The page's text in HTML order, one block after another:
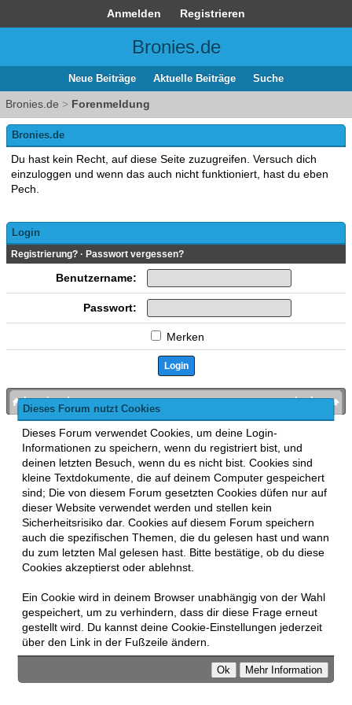
Anmelden Registrieren
Bronies.de
Neue Beiträge Aktuelle Beiträge Suche
Bronies.de > Forenmeldung
Dieses Forum nutzt Cookies
Dieses Forum verwendet Cookies, um deine Login-
Informationen zu speichern, wenn du registriert bist, und
deinen letzten Besuch, wenn du es nicht bist. Cookies sind
kleine Textdokumente, die auf deinem Computer gespeichert
sind; Die von diesem Forum gesetzten Cookies düfen nur auf
dieser Website verwendet werden und stellen kein
Sicherheitsrisiko dar. Cookies auf diesem Forum speichern
auch die spezifischen Themen, die du gelesen hast und wann
du zum letzten Mal gelesen hast. Bitte bestätige, ob du diese
Cookies akzeptierst oder ablehnst.
Ein Cookie wird in deinem Browser unabhängig von der Wahl
gespeichert, um zu verhindern, dass dir diese Frage erneut
gestellt wird. Du kannst deine Cookie-Einstellungen jederzeit
über den Link in der Fußzeile ändern.
Bronies.de
Du hast kein Recht, auf diese Seite zuzugreifen. Versuch dich
einzuloggen und wenn das auch nicht funktioniert, hast du eben
Pech.
Login
Registrierung? · Passwort vergessen?
Benutzername:
Passwort:
Merken
nach oben
bronies.de
MyBB , mobile Fassung: MyBB GoMobile
Zur Desktop-Version wechseln
This forum usesLukasz TkaczMyBB addons.